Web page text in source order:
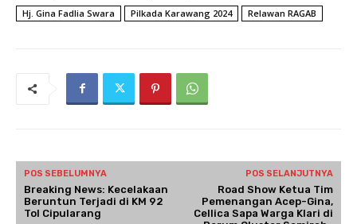
Hj. Gina Fadlia Swara
Pilkada Karawang 2024 Relawan RAGAB
POS SEBELUMNYA
Breaking News: Kecelakaan
Beruntun Terjadi di KM 92
Tol Cipularang
POS SELANJUTNYA
Road Show Ketua Tim
Pemenangan Acep-Gina,
Cellica Sapa Warga Klari di